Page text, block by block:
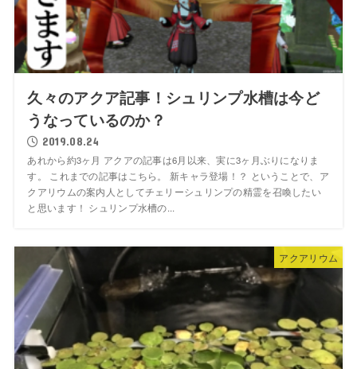
久々のアクア記事！シュリンプ水槽は今ど
うなっているのか？
2019.08.24
あれから約3ヶ月 アクアの記事は6月以来、実に3ヶ月ぶりになりま
す。 これまでの記事はこちら。 新キャラ登場！？ ということで、ア
クアリウムの案内人としてチェリーシュリンプの精霊を召喚したい
と思います！ シュリンプ水槽の...
アクアリウム